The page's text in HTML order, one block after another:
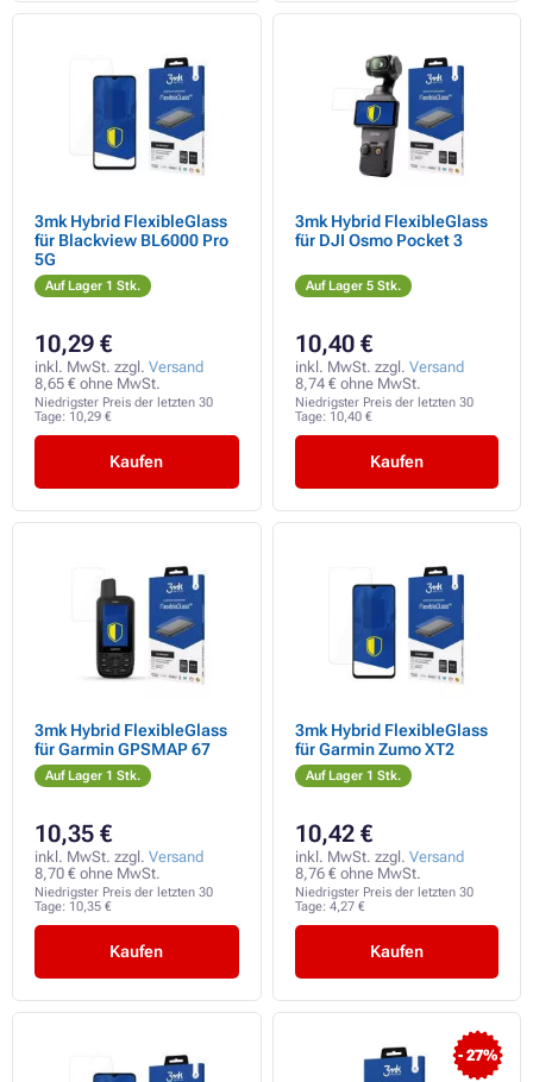
3mk Hybrid FlexibleGlass
für Blackview BL6000 Pro
5G
Auf Lager 1 Stk.
10,29 €
inkl. MwSt. zzgl. Versand
8,65 € ohne MwSt.
Niedrigster Preis der letzten 30
Tage: 10,29 €
Kaufen
3mk Hybrid FlexibleGlass
für DJI Osmo Pocket 3
Auf Lager 5 Stk.
10,40 €
inkl. MwSt. zzgl. Versand
8,74 € ohne MwSt.
Niedrigster Preis der letzten 30
Tage: 10,40 €
Kaufen
3mk Hybrid FlexibleGlass
für Garmin GPSMAP 67
Auf Lager 1 Stk.
10,35 €
inkl. MwSt. zzgl. Versand
8,70 € ohne MwSt.
Niedrigster Preis der letzten 30
Tage: 10,35 €
Kaufen
3mk Hybrid FlexibleGlass
für Garmin Zumo XT2
Auf Lager 1 Stk.
10,42 €
inkl. MwSt. zzgl. Versand
8,76 € ohne MwSt.
Niedrigster Preis der letzten 30
Tage: 4,27 €
Kaufen
- 27%